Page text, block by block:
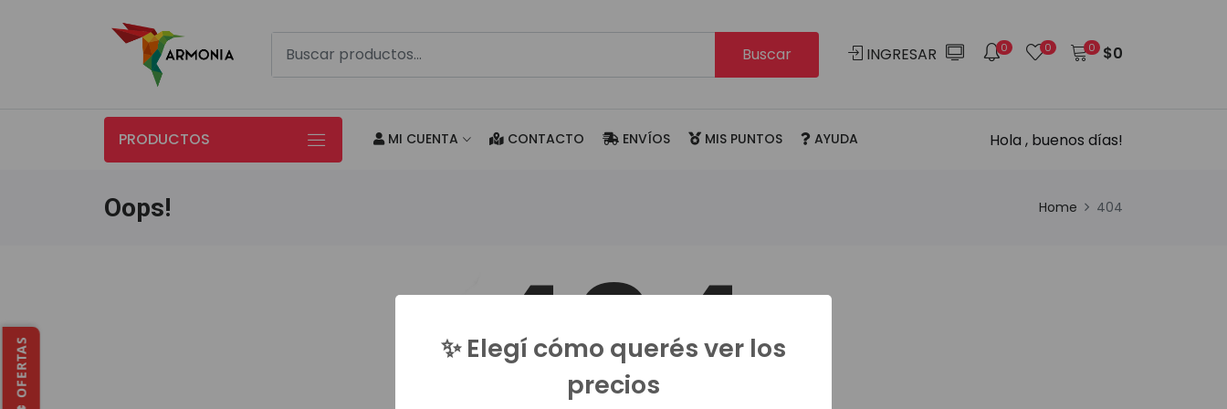
🔥 OFERTAS
Buscar INGRESAR 0 0 0 $0
PRODUCTOS MI CUENTA CONTACTO ENVÍOS MIS PUNTOS AYUDA Hola , buenos días!
Oops! Home 404
404
✨ Elegí cómo querés ver los
precios